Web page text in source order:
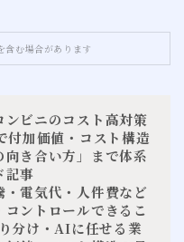
含む場合があります
ビニのコスト高対策
付加価値・コスト構造
き合い方」まで体系
記事
・電気代・人件費など
ントロールできるこ
分け・AIに任せる業